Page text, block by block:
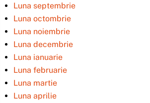
Luna septembrie
Luna octombrie
Luna noiembrie
Luna decembrie
Luna ianuarie
Luna februarie
Luna martie
Luna aprilie